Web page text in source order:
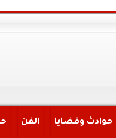
حوادث وقضايا الفن